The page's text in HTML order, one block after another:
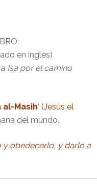
en inglés)
a Isa por el camino
al-Masih‘ (Jesús el
del mundo.
y obedecerlo, y darlo a